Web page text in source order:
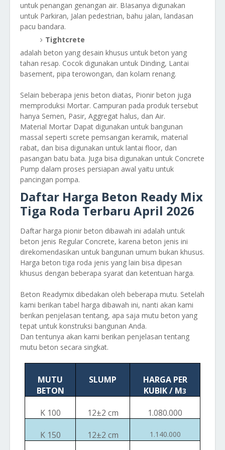
untuk penangan genangan air. BIasanya digunakan
untuk Parkiran, Jalan pedestrian, bahu jalan, landasan
pacu bandara.
Tightcrete
adalah beton yang desain khusus untuk beton yang
tahan resap. Cocok digunakan untuk Dinding, Lantai
basement, pipa terowongan, dan kolam renang.
Selain beberapa jenis beton diatas, Pionir beton juga
memproduksi Mortar. Campuran pada produk tersebut
hanya Semen, Pasir, Aggregat halus, dan Air.
Material Mortar Dapat digunakan untuk bangunan
massal seperti screte pemsangan keramik, material
rabat, dan bisa digunakan untuk lantai floor, dan
pasangan batu bata. Juga bisa digunakan untuk Concrete
Pump dalam proses persiapan awal yaitu untuk
pancingan pompa.
Daftar Harga Beton Ready Mix
Tiga Roda Terbaru April 2026
Daftar harga pionir beton dibawah ini adalah untuk
beton jenis Regular Concrete, karena beton jenis ini
direkomendasikan untuk bangunan umum bukan khusus.
Harga beton tiga roda jenis yang lain bisa dipesan
khusus dengan beberapa syarat dan ketentuan harga.
Beton Readymix dibedakan oleh beberapa mutu. Setelah
kami berikan tabel harga dibawah ini, nanti akan kami
berikan penjelasan tentang, apa saja mutu beton yang
tepat untuk konstruksi bangunan Anda.
Dan tentunya akan kami berikan penjelasan tentang
mutu beton secara singkat.
MUTU
BETON
SLUMP
HARGA PER
KUBIK / M3
K 100 12±2 cm
1.080.000
K 150
12±2 cm 1.140.000